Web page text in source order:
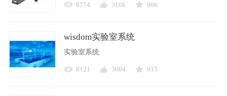
8774 3106 906
wisdom实验室系统
实验室系统
8121 3004 915